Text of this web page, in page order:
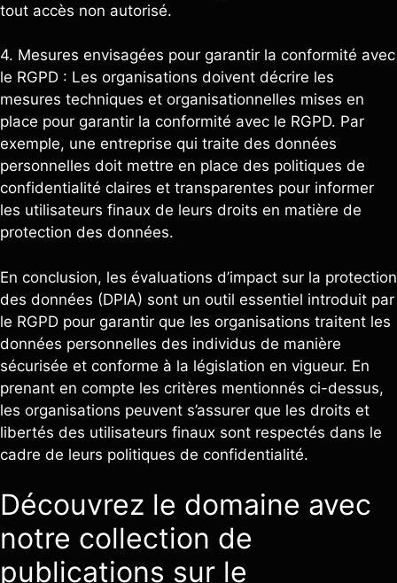
tout accès non autorisé.
4. Mesures envisagées pour garantir la conformité avec
le RGPD : Les organisations doivent décrire les
mesures techniques et organisationnelles mises en
place pour garantir la conformité avec le RGPD. Par
exemple, une entreprise qui traite des données
personnelles doit mettre en place des politiques de
confidentialité claires et transparentes pour informer
les utilisateurs finaux de leurs droits en matière de
protection des données.
En conclusion, les évaluations d’impact sur la protection
des données (DPIA) sont un outil essentiel introduit par
le RGPD pour garantir que les organisations traitent les
données personnelles des individus de manière
sécurisée et conforme à la législation en vigueur. En
prenant en compte les critères mentionnés ci-dessus,
les organisations peuvent s’assurer que les droits et
libertés des utilisateurs finaux sont respectés dans le
cadre de leurs politiques de confidentialité.
Découvrez le domaine avec
notre collection de
publications sur le